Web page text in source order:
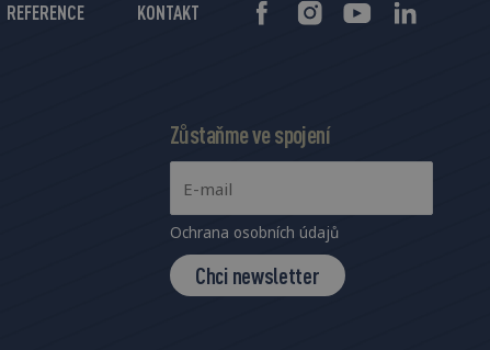
REFERENCE KONTAKT
Zůstaňme ve spojení
Ochrana osobních údajů
Chci newsletter